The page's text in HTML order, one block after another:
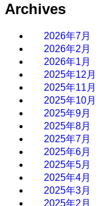
Archives
2026年7月
2026年2月
2026年1月
2025年12月
2025年11月
2025年10月
2025年9月
2025年8月
2025年7月
2025年6月
2025年5月
2025年4月
2025年3月
2025年2月